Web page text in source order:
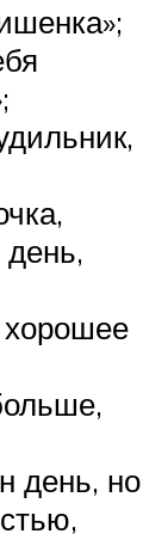
день, но